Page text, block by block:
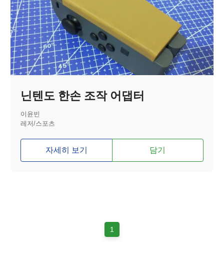
닌텐도 한손 조작 어댑터
이윤빈
레저/스포츠
자세히 보기 담기
1